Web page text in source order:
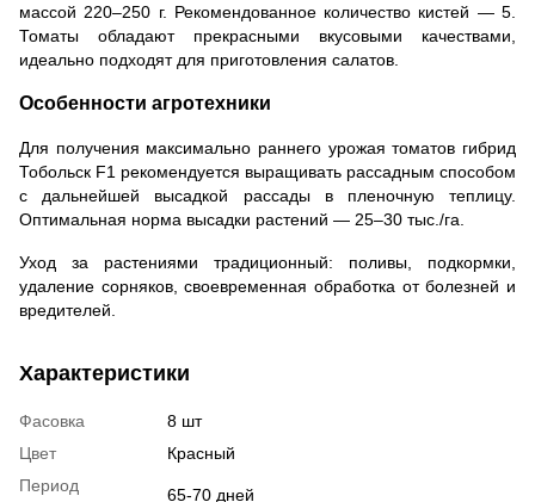
массой 220–250 г. Рекомендованное количество кистей — 5.
Томаты обладают прекрасными вкусовыми качествами,
идеально подходят для приготовления салатов.
Особенности агротехники
Для получения максимально раннего урожая томатов гибрид
Тобольск F1 рекомендуется выращивать рассадным способом
с дальнейшей высадкой рассады в пленочную теплицу.
Оптимальная норма высадки растений — 25–30 тыс./га.
Уход за растениями традиционный: поливы, подкормки,
удаление сорняков, своевременная обработка от болезней и
вредителей.
Характеристики
Фасовка
8 шт
Цвет
Красный
Период
65-70 дней